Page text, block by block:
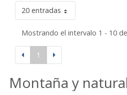
20 entradas
Mostrando el intervalo 1 - 10
1
Montaña y